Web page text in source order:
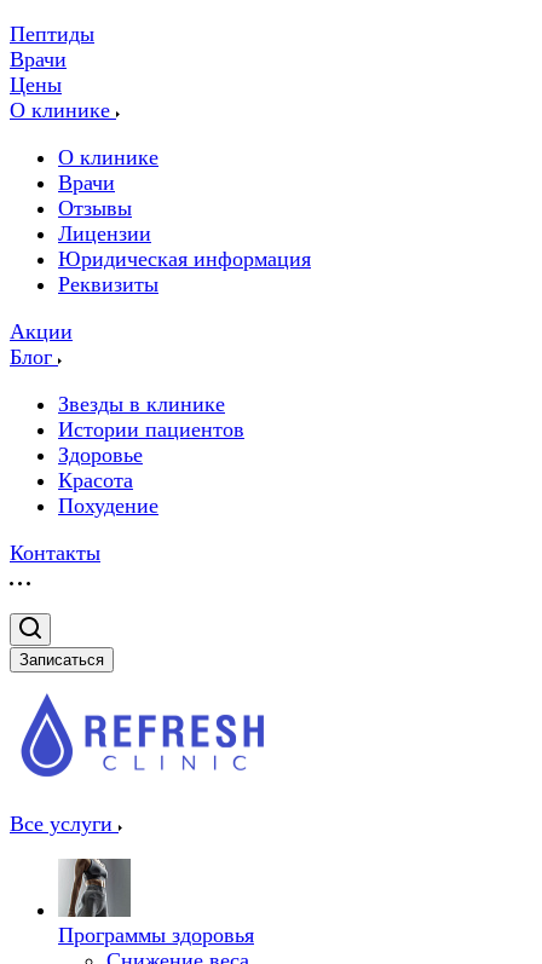
Пептиды
Врачи
Цены
О клинике
О клинике
Врачи
Отзывы
Лицензии
Юридическая информация
Реквизиты
Акции
Блог
Звезды в клинике
Истории пациентов
Здоровье
Красота
Похудение
Контакты
Записаться
Все услуги
Программы здоровья